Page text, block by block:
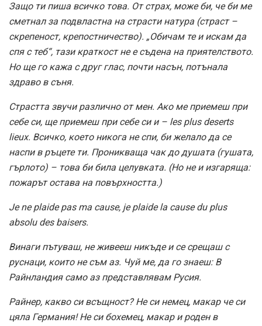
Защо ти пиша всичко това. От страх, може би, че би ме
сметнал за подвластна на страсти натура (страст –
скрепеност, крепостничество). „Обичам те и искам да
спя с теб“, тази краткост не е съдена на приятелството.
Но ще го кажа с друг глас, почти насън, потънала
здраво в съня.
Страстта звучи различно от мен. Ако ме приемеш при
себе си, ще приемеш при себе си и – les plus deserts
lieux. Всичко, което никога не спи, би желало да се
наспи в ръцете ти. Проникваща чак до душата (гушата,
гърлото) – това би била целувката. (Но не и изгаряща:
пожарът остава на повърхността.)
Je ne plaide pas ma cause, je plaide la cause du plus
absolu des baisers.
Винаги пътуваш, не живееш никъде и се срещаш с
руснаци, които не съм аз. Чуй ме, да го знаеш: В
Райнландия само аз представлявам Русия.
Райнер, какво си всъщност? Не си немец, макар че си
цяла Германия! Не си бохемец, макар и роден в